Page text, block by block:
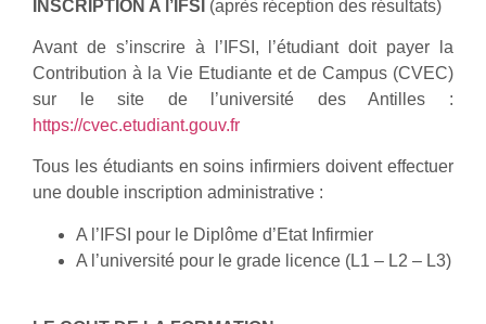
INSCRIPTION A l’IFSI (après réception des résultats)
Avant de s’inscrire à l’IFSI, l’étudiant doit payer la
Contribution à la Vie Etudiante et de Campus (CVEC)
sur le site de l’université des Antilles :
https://cvec.etudiant.gouv.fr
Tous les étudiants en soins infirmiers doivent effectuer
une double inscription administrative :
A l’IFSI pour le Diplôme d’Etat Infirmier
A l’université pour le grade licence (L1 – L2 – L3)